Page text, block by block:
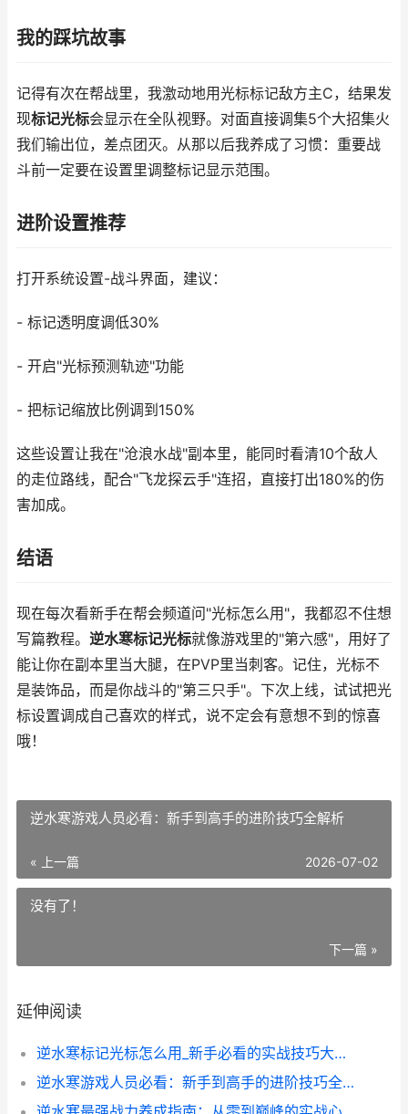
我的踩坑故事
记得有次在帮战里，我激动地用光标标记敌方主C，结果发
现标记光标会显示在全队视野。对面直接调集5个大招集火
我们输出位，差点团灭。从那以后我养成了习惯：重要战
斗前一定要在设置里调整标记显示范围。
进阶设置推荐
打开系统设置-战斗界面，建议：
- 标记透明度调低30%
- 开启"光标预测轨迹"功能
- 把标记缩放比例调到150%
这些设置让我在"沧浪水战"副本里，能同时看清10个敌人
的走位路线，配合"飞龙探云手"连招，直接打出180%的伤
害加成。
结语
现在每次看新手在帮会频道问"光标怎么用"，我都忍不住想
写篇教程。 逆水寒标记光标就像游戏里的"第六感"，用好了
能让你在副本里当大腿，在PVP里当刺客。记住，光标不
是装饰品，而是你战斗的"第三只手"。下次上线，试试把光
标设置调成自己喜欢的样式，说不定会有意想不到的惊喜
哦！
逆水寒游戏人员必看：新手到高手的进阶技巧全解析
« 上一篇 2026-07-02
没有了！
下一篇 »
延伸阅读
逆水寒标记光标怎么用_新手必看的实战技巧大公开_
逆水寒游戏人员必看：新手到高手的进阶技巧全解析